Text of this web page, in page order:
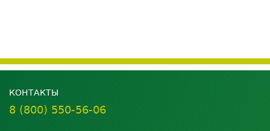
КОНТАКТЫ
8 (800) 550-56-06